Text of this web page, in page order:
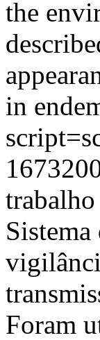
the
in
Foram